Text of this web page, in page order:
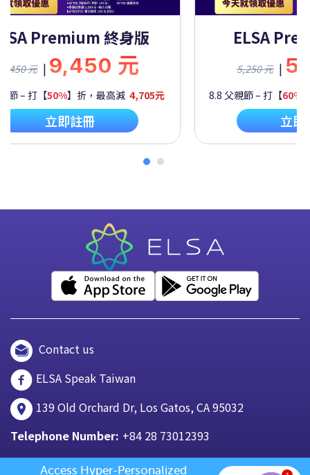
Premium 一年
元 | 5,250 元
– 打【60%】折，最高減2,092元
立即註冊
ELSA
9,450 元 |
8.8 父親節 – 打【50%】
立即註
Contact us
ELSA Speak Taiwan
139 Old Orchard Dr, Los Gatos, CA 95032
Telephone Number: +84 28 73012393
Access Hyper-Personalized